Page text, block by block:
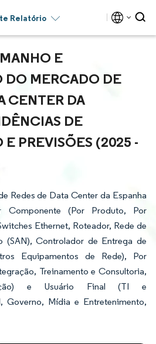
Relatório
E
DO MERCADO DE
CENTER DA
DE
PREVISÕES (2025 -
Redes de Data Center da Espanha
(Por Produto, Por
Ethernet, Roteador, Rede de
(SAN), Controlador de Entrega de
Equipamentos de Rede), Por
Treinamento e Consultoria,
e Usuário Final (TI e
Governo, Mídia e Entretenimento,